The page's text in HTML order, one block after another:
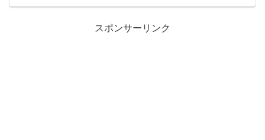
スポンサーリンク